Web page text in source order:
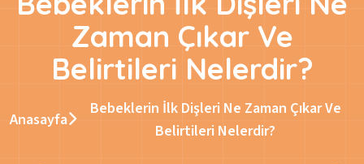
Zaman Çıkar Ve
Belirtileri Nelerdir?
Anasayfa
Bebeklerin İlk Dişleri Ne Zaman Çıkar Ve
Belirtileri Nelerdir?